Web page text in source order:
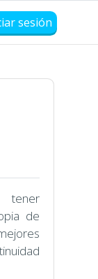
sesión
tener
de